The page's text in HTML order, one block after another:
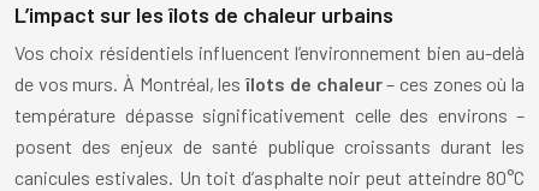
L’impact sur les îlots de chaleur urbains
Vos choix résidentiels influencent l’environnement bien au-delà
de vos murs. À Montréal, lesîlots de chaleur– ces zones où la
température dépasse significativement celle des environs –
posent des enjeux de santé publique croissants durant les
canicules estivales. Un toit d’asphalte noir peut atteindre 80°C